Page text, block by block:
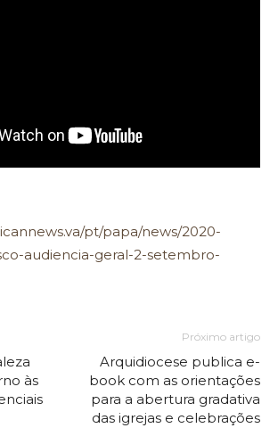
pt/papa/news/2020-
audiencia-geral-2-setembro-
às
Próximo artigo
Arquidiocese publica e-
book com as orientações
para a abertura gradativa
das igrejas e celebrações